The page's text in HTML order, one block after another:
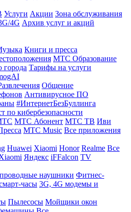
Услуги Акции Зона обслуживания
4G Архив услуг и акций
Книги и пресса
МТС Образование
города Тарифы на услуги
Общение
Антивирусное ПО
#ИнтернетБезБуллинга
по кибербезопасности
МТС Абонент МТС ТВ Иви
МТС Music Все приложения
Huawei Xiaomi Honor Realme Все
Яндекс iFFalcon TV
наушники Фитнес-
часы 3G, 4G модемы и
Пылесосы Мойщики окон